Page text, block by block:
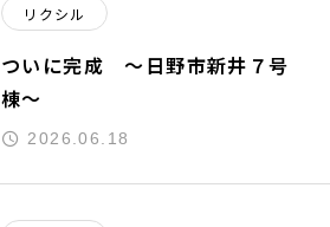
リクシル
ついに完成 ～日野市新井７号
棟～
2026.06.18